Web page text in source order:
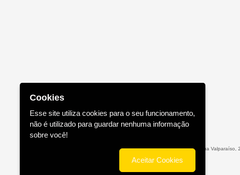
Editora AGE - Livraria Virtual - CNPJ n° 13.099.540/0001-16 - Rua Valparaíso,
Cookies
Esse site utiliza cookies para o seu funcionamento,
não é utilizado para guardar nenhuma informação
sobre você!
Aceitar Cookies